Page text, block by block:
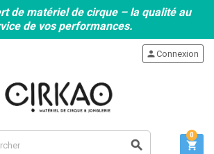
de matériel de cirque – la qualité au
de vos performances.
search
personConnexion
shopping_cart
0